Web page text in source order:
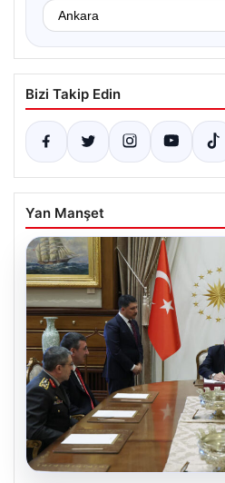
Bizi Takip Edin
Yan Manşet